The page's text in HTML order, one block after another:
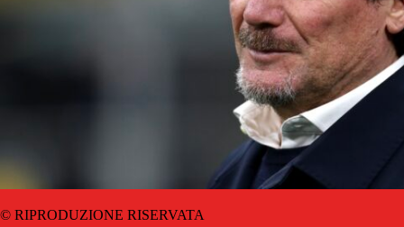
© RIPRODUZIONE RISERVATA